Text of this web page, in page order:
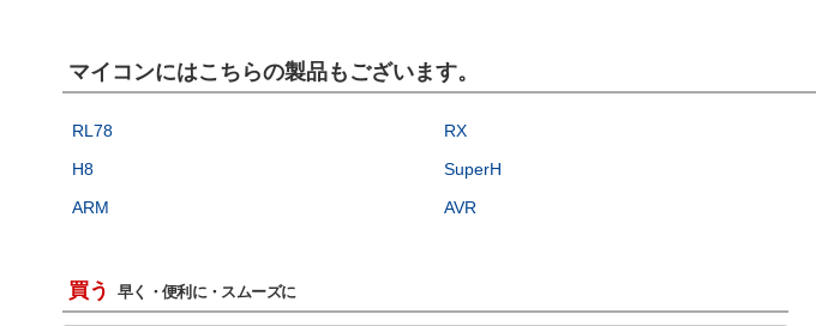
マイコンにはこちらの製品もございます。
RL78 RX
H8
SuperH
ARM
AVR
買う 早く・便利に・スムーズに